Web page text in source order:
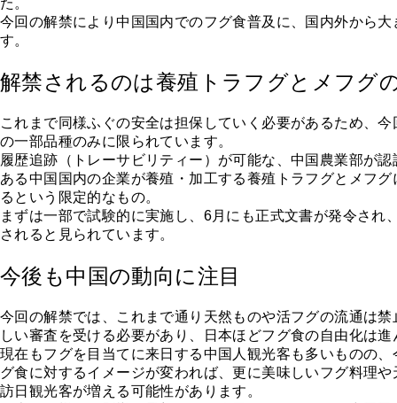
た。
今回の解禁により中国国内でのフグ食普及に、国内外から
す。
解禁されるのは養殖トラフグとメフグ
これまで同様ふぐの安全は担保していく必要があるため、
の一部品種のみに限られています。
履歴追跡（トレーサビリティー）が可能な、中国農業部が
ある中国国内の企業が養殖・加工する養殖トラフグとメフ
るという限定的なもの。
まずは一部で試験的に実施し、6月にも正式文書が発令され
されると見られています。
今後も中国の動向に注目
今回の解禁では、これまで通り天然ものや活フグの流通は
しい審査を受ける必要があり、日本ほどフグ食の自由化は
現在もフグを目当てに来日する中国人観光客も多いものの
グ食に対するイメージが変われば、更に美味しいフグ料理
訪日観光客が増える可能性があります。